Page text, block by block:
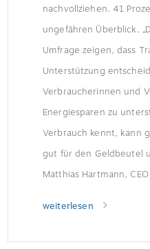
nachvollziehen. 41
ungefähren Überblick.
Umfrage zeigen, dass
Unterstützung
Verbraucherinnen und
Energiesparen zu
Verbrauch kennt, kann
gut für den Geldbeutel
Matthias Hartmann,
weiterlesen